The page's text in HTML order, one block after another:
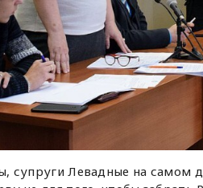
супруги Левадные на самом